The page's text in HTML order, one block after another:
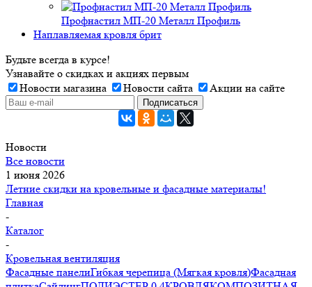
Профнастил МП-20 Металл Профиль
Наплавляемая кровля брит
Будьте всегда в курсе!
Узнавайте о скидках и акциях первым
Новости магазина
Новости сайта Акции на сайте
Новости
Все новости
1 июня 2026
Летние скидки на кровельные и фасадные материалы!
Главная
-
Каталог
-
Кровельная вентиляция
Фасадные панелиГибкая черепица (Мягкая кровля)Фасадная